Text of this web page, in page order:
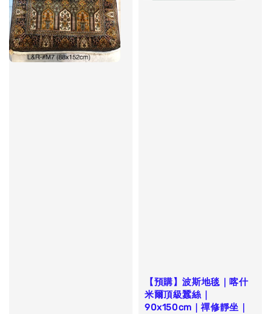
【預購】波斯地毯｜喀什
米爾頂級蠶絲｜
90x150cm｜禪修靜坐｜